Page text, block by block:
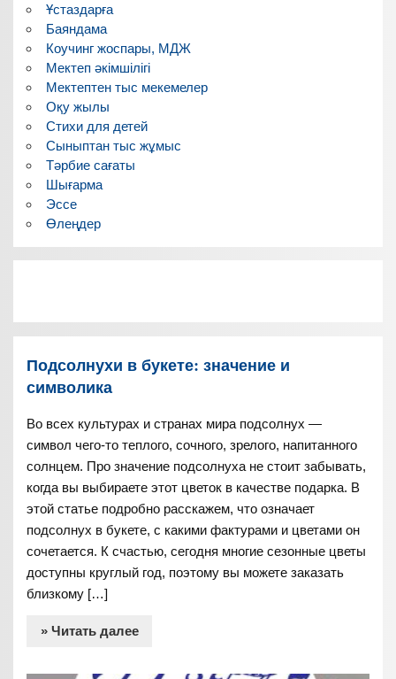
Ұстаздарға
Баяндама
Коучинг жоспары, МДЖ
Мектеп әкімшілігі
Мектептен тыс мекемелер
Оқу жылы
Стихи для детей
Сыныптан тыс жұмыс
Тәрбие сағаты
Шығарма
Эссе
Өлеңдер
Подсолнухи в букете: значение и
символика
Во всех культурах и странах мира подсолнух —
символ чего-то теплого, сочного, зрелого, напитанного
солнцем. Про значение подсолнуха не стоит забывать,
когда вы выбираете этот цветок в качестве подарка. В
этой статье подробно расскажем, что означает
подсолнух в букете, с какими фактурами и цветами он
сочетается. К счастью, сегодня многие сезонные цветы
доступны круглый год, поэтому вы можете заказать
близкому […]
» Читать далее